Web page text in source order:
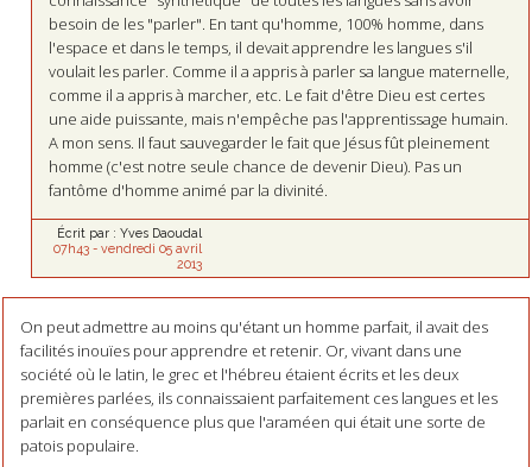
besoin de les "parler". En tant qu'homme, 100% homme, dans
l'espace et dans le temps, il devait apprendre les langues s'il
voulait les parler. Comme il a appris à parler sa langue maternelle,
comme il a appris à marcher, etc. Le fait d'être Dieu est certes
une aide puissante, mais n'empêche pas l'apprentissage humain.
A mon sens. Il faut sauvegarder le fait que Jésus fût pleinement
homme (c'est notre seule chance de devenir Dieu). Pas un
fantôme d'homme animé par la divinité.
Écrit par : Yves Daoudal
07h43- vendredi 05 avril
2013
On peut admettre au moins qu'étant un homme parfait, il avait des
facilités inouïes pour apprendre et retenir. Or, vivant dans une
société où le latin, le grec et l'hébreu étaient écrits et les deux
premières parlées, ils connaissaient parfaitement ces langues et les
parlait en conséquence plus que l'araméen qui était une sorte de
patois populaire.